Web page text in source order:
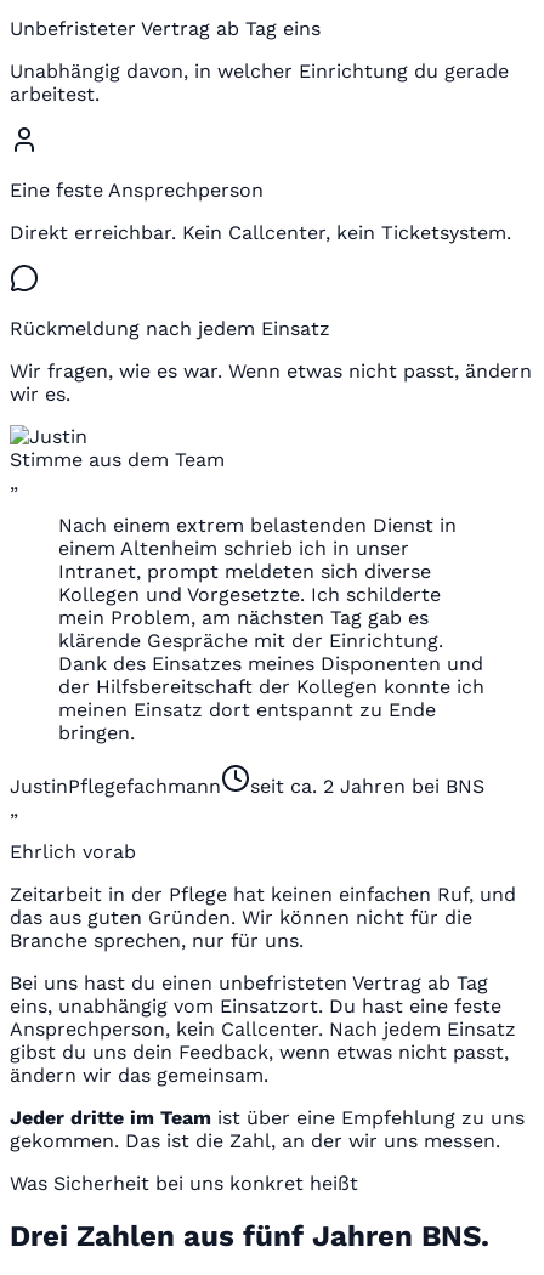
Unbefristeter Vertrag ab Tag eins
Unabhängig davon, in welcher Einrichtung du gerade
arbeitest.
Eine feste Ansprechperson
Direkt erreichbar. Kein Callcenter, kein Ticketsystem.
Rückmeldung nach jedem Einsatz
Wir fragen, wie es war. Wenn etwas nicht passt, ändern
wir es.
Stimme aus dem Team
„
Nach einem extrem belastenden Dienst in
einem Altenheim schrieb ich in unser
Intranet, prompt meldeten sich diverse
Kollegen und Vorgesetzte. Ich schilderte
mein Problem, am nächsten Tag gab es
klärende Gespräche mit der Einrichtung.
Dank des Einsatzes meines Disponenten und
der Hilfsbereitschaft der Kollegen konnte ich
meinen Einsatz dort entspannt zu Ende
bringen.
JustinPflegefachmann
seit ca. 2 Jahren bei BNS
„
Ehrlich vorab
Zeitarbeit in der Pflege hat keinen einfachen Ruf, und
das aus guten Gründen. Wir können nicht für die
Branche sprechen, nur für uns.
Bei uns hast du einen unbefristeten Vertrag ab Tag
eins, unabhängig vom Einsatzort. Du hast eine feste
Ansprechperson, kein Callcenter. Nach jedem Einsatz
gibst du uns dein Feedback, wenn etwas nicht passt,
ändern wir das gemeinsam.
Jeder dritte im Team ist über eine Empfehlung zu uns
gekommen. Das ist die Zahl, an der wir uns messen.
Was Sicherheit bei uns konkret heißt
Drei Zahlen aus fünf Jahren BNS.